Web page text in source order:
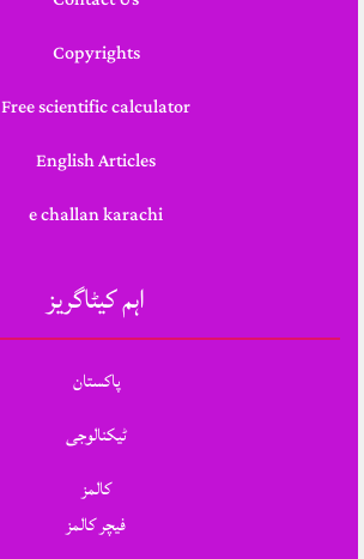
Copyrights
Free scientific calculator
English Articles
e challan karachi
اہم کیٹاگریز
پاکستان
ٹیکنالوجی
کالمز
فیچر کالمز